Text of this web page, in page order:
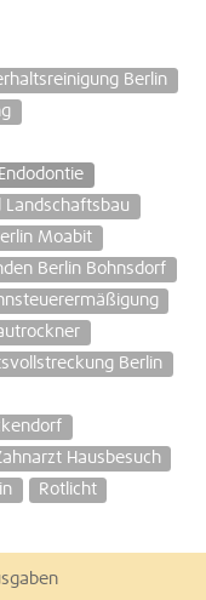
Berlin
Endodontie
Landschaftsbau
Moabit
Berlin Bohnsdorf
Berlin
Hausbesuch
Rotlicht